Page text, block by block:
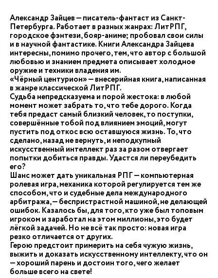
Александр Зайцев — писатель-фантаст из Санкт-
Петербурга. Работает в разных жанрах: ЛитРПГ,
городское фэнтези, бояр-аниме; пробовал свои силы
и в научной фантастике. Книги Александра Зайцева
интересны, помимо прочего, тем, что автор с большой
любовью и знанием предмета описывает холодное
оружие и техники владения им.
«Чёрный центурион» — внесерийная книга, написанная
в жанре классической ЛитРПГ.
Судьба непредсказуема и порой жестока: в любой
момент может забрать то, что тебе дорого. Когда
тебя предаст самый близкий человек, то поступки,
совершённые тобой под влиянием эмоций, могут
пустить под откос всю оставшуюся жизнь. То, что
сделано, назад не вернуть, и неподкупный
искусственный интеллект раз за разом отвергает
попытки добиться правды. Удастся ли переубедить
его?
Шанс может дать уникальная РПГ — компьютерная
ролевая игра, механика которой регулируется тем же
способом, что и судебные дела международного
арбитража, — беспристрастной машиной, не делающей
ошибок. Казалось бы, для того, кто уже был топовым
игроком и заработал на этом миллионы, это будет
лёгкой задачей. Но не всё так просто: новая игра
резко отличается от других.
Герою предстоит примерить на себя чужую жизнь,
выжить и доказать искусственному интеллекту, что он
— хороший парень и достоин того, чего желает
больше всего на свете!